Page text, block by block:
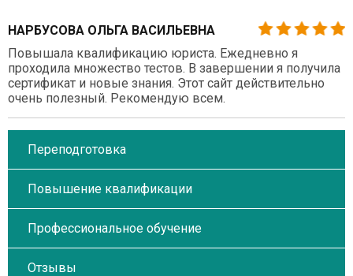
НАРБУСОВА ОЛЬГА ВАСИЛЬЕВНА
Повышала квалификацию юриста. Ежедневно я
проходила множество тестов. В завершении я получила
сертификат и новые знания. Этот сайт действительно
очень полезный. Рекомендую всем.
Переподготовка
Повышение квалификации
Профессиональное обучение
Отзывы